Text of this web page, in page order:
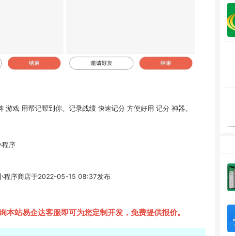
戏 用帮记帮到你。记录战绩 快速记分 方便好用 记分 神器。
程序
程序商店于2022-05-15 08:37发布
站易企达客服即可为您定制开发，免费提供报价。